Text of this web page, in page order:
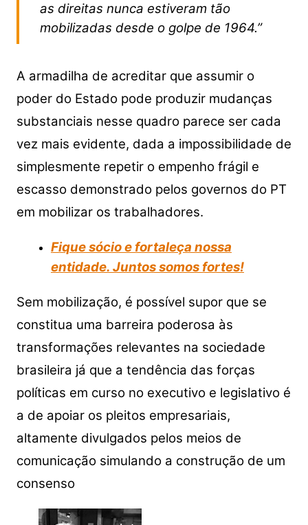
as direitas nunca estiveram tão
mobilizadas desde o golpe de 1964.”
A armadilha de acreditar que assumir o
poder do Estado pode produzir mudanças
substanciais nesse quadro parece ser cada
vez mais evidente, dada a impossibilidade de
simplesmente repetir o empenho frágil e
escasso demonstrado pelos governos do PT
em mobilizar os trabalhadores.
Fique sócio e fortaleça nossa
entidade. Juntos somos fortes!
Sem mobilização, é possível supor que se
constitua uma barreira poderosa às
transformações relevantes na sociedade
brasileira já que a tendência das forças
políticas em curso no executivo e legislativo é
a de apoiar os pleitos empresariais,
altamente divulgados pelos meios de
comunicação simulando a construção de um
consenso